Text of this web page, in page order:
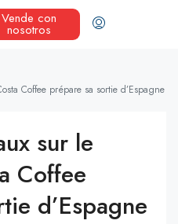
Vende con
nosotros
Coffee prépare sa sortie d’Espagne
sur le
Coffee
d’Espagne